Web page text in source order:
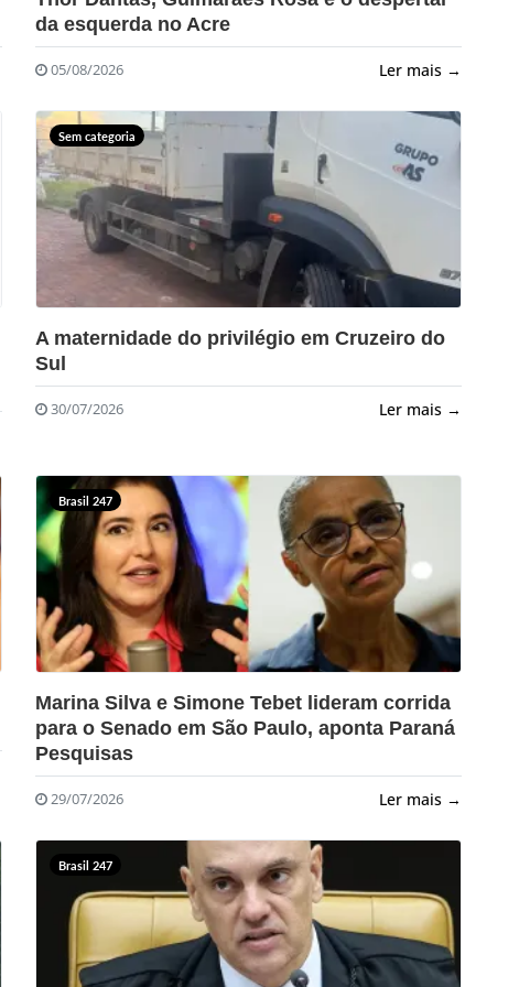
da esquerda no Acre
05/08/2026 Ler mais →
Sem categoria
?>
A maternidade do privilégio em Cruzeiro do
Sul
30/07/2026 Ler mais →
Brasil 247
?>
Marina Silva e Simone Tebet lideram corrida
para o Senado em São Paulo, aponta Paraná
Pesquisas
29/07/2026 Ler mais →
Brasil 247